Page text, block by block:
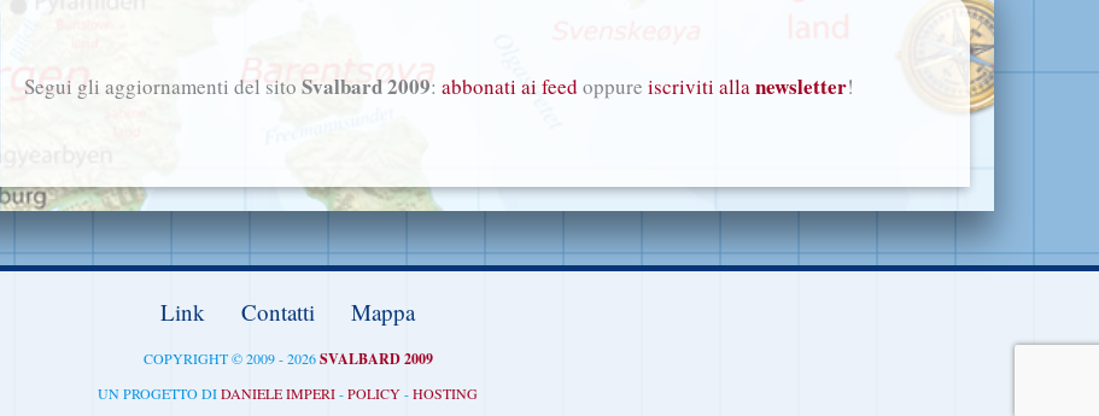
Segui gli aggiornamenti del sito Svalbard 2009: abbonati ai feed oppure iscriviti allanewsletter!
Link Contatti Mappa
COPYRIGHT © 2009 - 2026SVALBARD 2009
UN PROGETTO DIDANIELE IMPERI-POLICY-HOSTING